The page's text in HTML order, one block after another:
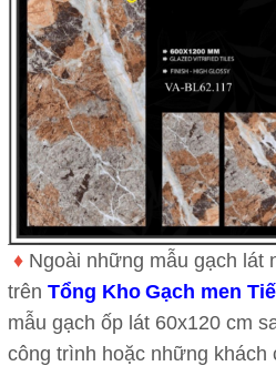
♦ Ngoài những mẫu gạch lát
trên Tổng Kho Gạch men
mẫu gạch ốp lát 60x120 cm
công trình hoặc những khách